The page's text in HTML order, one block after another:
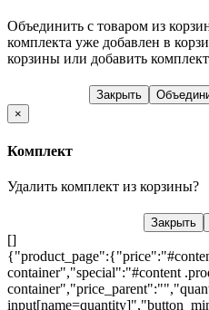
Объединить с товаром из
комплекта уже добавлен в
корзины или добавить
Закрыть
×
Комплект
Удалить комплект из корзины?
Закрыть
[]
container","special":"#content